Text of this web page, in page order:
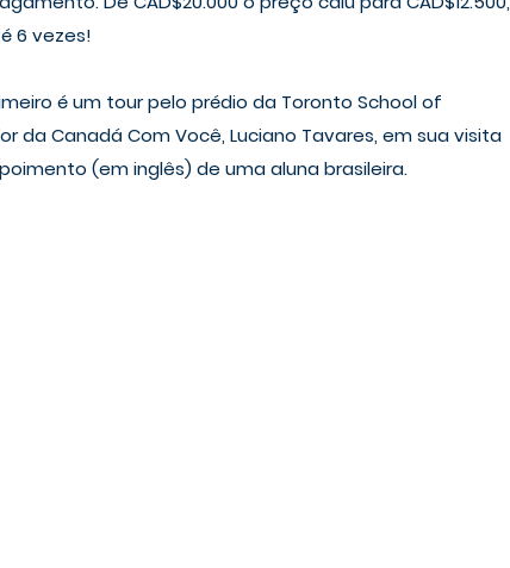
6 vezes!
é um tour pelo prédio da Toronto School of
Canadá Com Você, Luciano Tavares, em sua visita
(em inglês) de uma aluna brasileira.